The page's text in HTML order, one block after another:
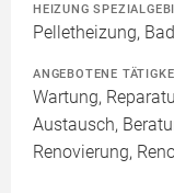
HEIZUNG
Pelletheizung,
ANGEBOTENE
Wartung,
Austausch,
Renovierung,